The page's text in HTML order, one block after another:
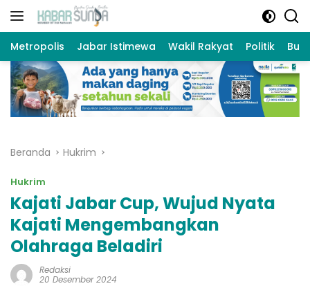
Langsung
Metropolis Jabar Istimewa Wakil Rakyat Politik
Beranda Hukrim
Hukrim
Kajati Jabar Cup, Wujud Nyata
Kajati Mengembangkan
Olahraga Beladiri
Redaksi
20 Desember 2024